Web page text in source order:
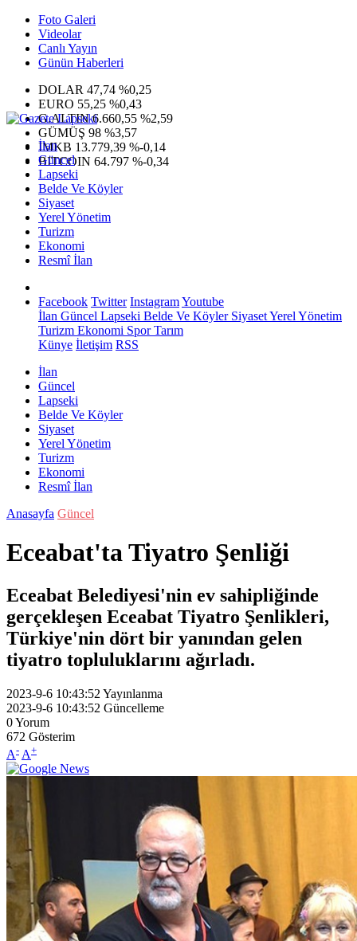
Foto Galeri
Videolar
Canlı Yayın
Günün Haberleri
DOLAR 47,74 %0,25
EURO 55,25 %0,43
G.ALTIN6.660,55 %2,59
GÜMÜŞ 98 %3,57
IMKB 13.779,39 %-0,14
BITCOIN 64.797 %-0,34
İlan
Güncel
Lapseki
Belde Ve Köyler
Siyaset
Yerel Yönetim
Turizm
Ekonomi
Resmî İlan
Facebook Twitter InstagramYoutube
İlan Güncel Lapseki Belde Ve KöylerSiyasetYerel Yönetim
Turizm Ekonomi SporTarım
Künye İletişim RSS
İlan
Güncel
Lapseki
Belde Ve Köyler
Siyaset
Yerel Yönetim
Turizm
Ekonomi
Resmî İlan
Anasayfa Güncel
Eceabat'ta Tiyatro Şenliği
Eceabat Belediyesi'nin ev sahipliğinde
gerçekleşen Eceabat Tiyatro Şenlikleri,
Türkiye'nin dört bir yanından gelen
tiyatro topluluklarını ağırladı.
2023-9-6 10:43:52 Yayınlanma
2023-9-6 10:43:52 Güncelleme
0Yorum
672 Gösterim
A- A+